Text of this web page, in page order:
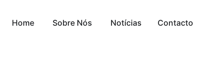
Home Sobre Nós Notícias Contacto